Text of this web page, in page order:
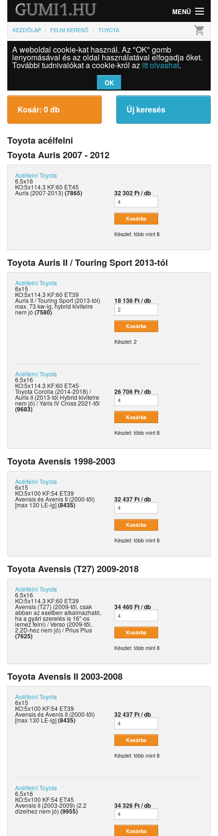
MENÜ
Gumi
Felni
Bejelentkezés
KEZDŐLAP FELNI KERESŐ TOYOTA shopping_cart
A weboldal cookie-kat használ. Az "OK" gomb
lenyomásával és az oldal használatával elfogadja őket.
További tudnivalókat a cookie-król az itt olvashat.
OK
Kosár: 0 db Új keresés
Toyota acélfelni
Toyota Auris 2007 - 2012
Acélfelni Toyota
6.5x16
KO:5x114.3 KF:60 ET:45
Auris (2007-2013) (7865) 32 302 Ft / db
Készlet: több mint 8
Toyota Auris II / Touring Sport 2013-tól
Acélfelni Toyota
6x15
KO:5x114.3 KF:60 ET:39
Auris II / Touring Sport (2013-tól)
max. 73 kw-ig, hybrid kivitelre
nem jó (7580)
18 136 Ft / db
Készlet: 2
Acélfelni Toyota
6.5x16
KO:5x114.3 KF:60 ET:45
Toyota Corolla (2014-2018) /
Auris II (2013-tól Hybrid kivitelre
nem jó) / Yaris IV Cross 2021-től
(9683)
26 706 Ft / db
Készlet: több mint 8
Toyota Avensis 1998-2003
Acélfelni Toyota
6x15
KO:5x100 KF:54 ET:39
Avensis és Avenis II (2000-től)
[max 130 LE-ig](8435)
32 437 Ft / db
Készlet: több mint 8
Toyota Avensis (T27) 2009-2018
Acélfelni Toyota
6.5x16
KO:5x114.3 KF:60 ET:39
Avensis (T27) (2009-től, csak
abban az esetben alkalmazható,
ha a gyári szerelés is 16"-os
lemez felni) / Verso (2009-től,
2.2D-hez nem jó) / Prius Plus
(7625)
34 460 Ft / db
Készlet: több mint 8
Toyota Avensis II 2003-2008
Acélfelni Toyota
6x15
KO:5x100 KF:54 ET:39
Avensis és Avenis II (2000-től)
[max 130 LE-ig](8435)
32 437 Ft / db
Készlet: több mint 8
Acélfelni Toyota
6.5x16
KO:5x100 KF:54 ET:45
Avensis II (2003-2009) (2.2
dízelhez nem jó) (9955)
34 326 Ft / db